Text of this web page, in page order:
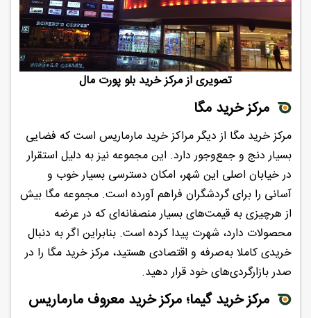
تصویری از مرکز خرید بلو پورت مال
مرکز خرید مگا
مرکز خرید مگا از دیگر مراکز خرید مارماریس است که فضایی
بسیار دنج و جمع‌وجور دارد. این مجموعه نیز به دلیل استقرار
در خیابان اصلی این شهر، امکان دسترسی بسیار خوب و
آسانی را برای گردشگران فراهم آورده است. مجموعه مگا بیش
از هرچیزی به قیمت‌های بسیار منصفانه‌ای که در عرضه
محصولات دارد، شهرت پیدا کرده است. بنابراین اگر به دنبال
خریدی کاملا به‌صرفه و اقتصادی هستید، مرکز خرید مگا را در
صدر بازارگردی‌های خود قرار دهید.
مرکز خرید گیما؛ مرکز خرید معروف مارماریس